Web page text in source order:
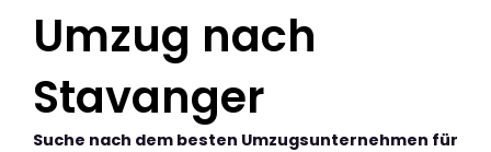
Umzug nach
Stavanger
Suche nach dem besten Umzugsunternehmen für